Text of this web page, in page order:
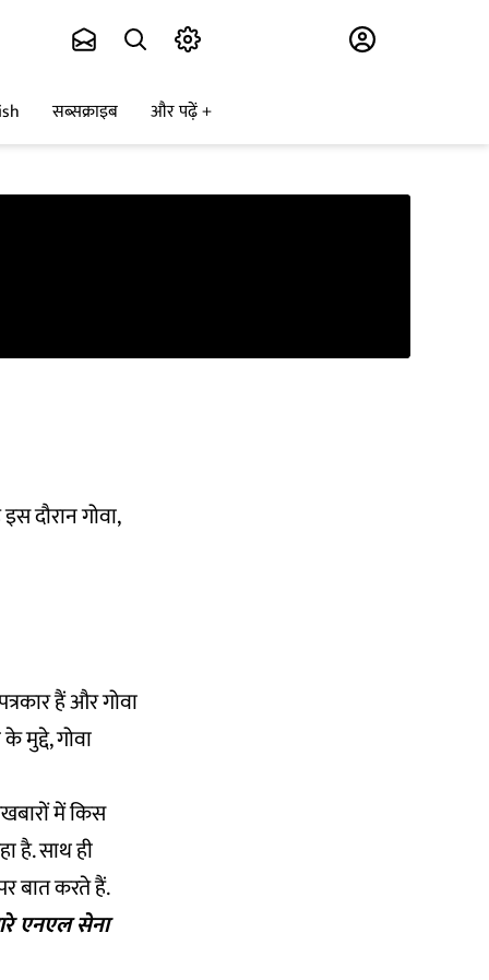
सब्सक्राइब और पढ़ें
दौरान गोवा,
हैं और गोवा
मुद्दे, गोवा
में किस
है. साथ ही
बात करते हैं.
एनएल सेना